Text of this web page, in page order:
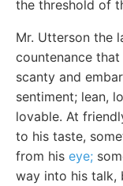
the threshold of
Mr. Utterson the
countenance
scanty and
sentiment; lean,
lovable. At
to his taste,
from his eye;
way into his talk,